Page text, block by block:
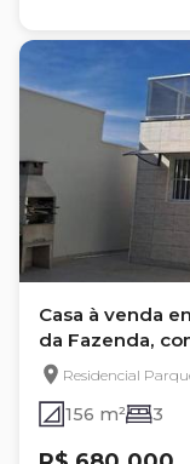
Casa à venda
da Fazenda,
Residencial
156 m² 3